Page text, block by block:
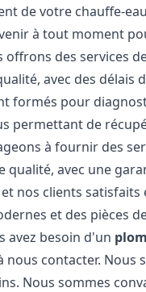
de votre chauffe-
à tout moment
des services
avec des
formés pour
permettant de
à fournir des
qualité, avec une
nos clients
et des pièces
avez besoin d'un
nous contacter.
Nous sommes